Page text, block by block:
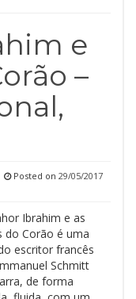
e
–
Posted on 29/05/2017
Ibrahim e as
do Corão é uma
escritor francês
Schmitt
de forma